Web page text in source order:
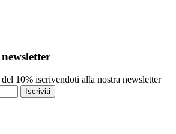
10% iscrivendoti alla nostra newsletter
Iscriviti